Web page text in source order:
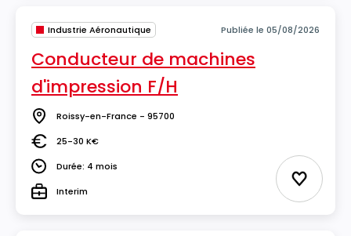
Industrie Aéronautique Publiée le 05/08/2026
Conducteur de machines
d'impression F/H
Lieu Roissy-en-France - 95700
Salaire25-30 K€
DuréeDurée: 4 mois
TypeInterim Ajouter